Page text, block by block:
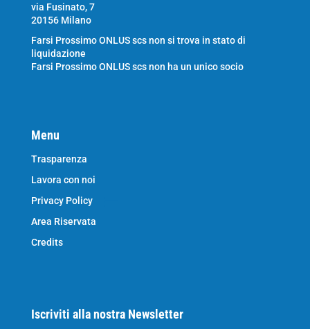
via Fusinato, 7
20156 Milano
Farsi Prossimo ONLUS scs non si trova in stato di
liquidazione
Farsi Prossimo ONLUS scs non ha un unico socio
Menu
Trasparenza
Lavora con noi
Privacy Policy
Area Riservata
Credits
Iscriviti alla nostra Newsletter